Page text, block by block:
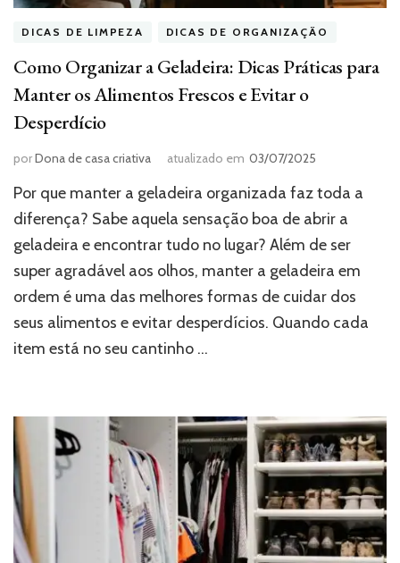
DICAS DE LIMPEZA DICAS DE ORGANIZAÇÃO
Como Organizar a Geladeira: Dicas Práticas para
Manter os Alimentos Frescos e Evitar o
Desperdício
porDona de casa criativa atualizado em 03/07/2025
Por que manter a geladeira organizada faz toda a
diferença? Sabe aquela sensação boa de abrir a
geladeira e encontrar tudo no lugar? Além de ser
super agradável aos olhos, manter a geladeira em
ordem é uma das melhores formas de cuidar dos
seus alimentos e evitar desperdícios. Quando cada
item está no seu cantinho …